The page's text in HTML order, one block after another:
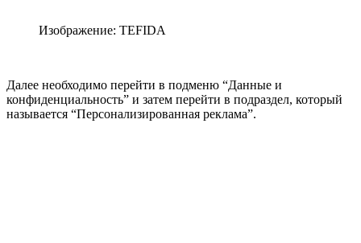
Изображение: TEFIDA
Далее необходимо перейти в подменю “Данные и
конфиденциальность” и затем перейти в подраздел, который
называется “Персонализированная реклама”.